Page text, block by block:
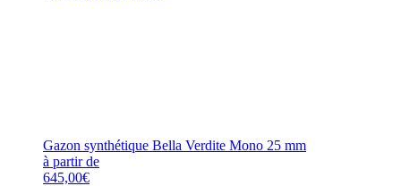
Gazon synthétique Bella Verdite Mono 25 mm
à partir de
645,00€